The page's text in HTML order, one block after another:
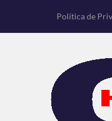
Política de